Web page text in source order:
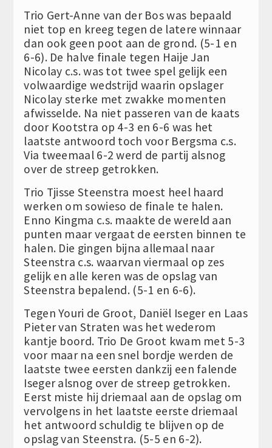
Trio Gert-Anne van der Bos was bepaald
niet top en kreeg tegen de latere winnaar
dan ook geen poot aan de grond. (5-1 en
6-6). De halve finale tegen Haije Jan
Nicolay c.s. was tot twee spel gelijk een
volwaardige wedstrijd waarin opslager
Nicolay sterke met zwakke momenten
afwisselde. Na niet passeren van de kaats
door Kootstra op 4-3 en 6-6 was het
laatste antwoord toch voor Bergsma c.s.
Via tweemaal 6-2 werd de partij alsnog
over de streep getrokken.
Trio Tjisse Steenstra moest heel haard
werken om sowieso de finale te halen.
Enno Kingma c.s. maakte de wereld aan
punten maar vergaat de eersten binnen te
halen. Die gingen bijna allemaal naar
Steenstra c.s. waarvan viermaal op zes
gelijk en alle keren was de opslag van
Steenstra bepalend. (5-1 en 6-6).
Tegen Youri de Groot, Daniël Iseger en Laas
Pieter van Straten was het wederom
kantje boord. Trio De Groot kwam met 5-3
voor maar na een snel bordje werden de
laatste twee eersten dankzij een falende
Iseger alsnog over de streep getrokken.
Eerst miste hij driemaal aan de opslag om
vervolgens in het laatste eerste driemaal
het antwoord schuldig te blijven op de
opslag van Steenstra. (5-5 en 6-2).